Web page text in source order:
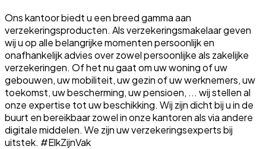
Ons kantoor biedt u een breed gamma aan
verzekeringsproducten. Als verzekeringsmakelaar geven
wij u op alle belangrijke momenten persoonlijk en
onafhankelijk advies over zowel persoonlijke als zakelijke
verzekeringen. Of het nu gaat om uw woning of uw
gebouwen, uw mobiliteit, uw gezin of uw werknemers, uw
toekomst, uw bescherming, uw pensioen, ... wij stellen al
onze expertise tot uw beschikking. Wij zijn dicht bij u in de
buurt en bereikbaar zowel in onze kantoren als via andere
digitale middelen. We zijn uw verzekeringsexperts bij
uitstek. #ElkZijnVak